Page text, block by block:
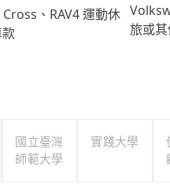
、RAV4 運動休
旅或
國立臺灣
師範大學
實踐大學